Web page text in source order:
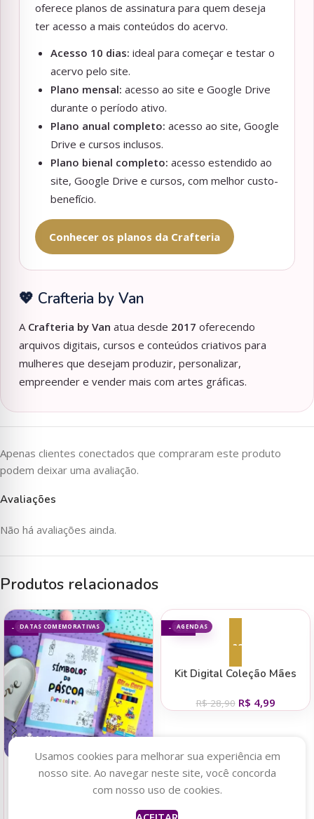
oferece planos de assinatura para quem deseja
ter acesso a mais conteúdos do acervo.
Acesso 10 dias: ideal para começar e testar o
acervo pelo site.
Plano mensal: acesso ao site e Google Drive
durante o período ativo.
Plano anual completo: acesso ao site, Google
Drive e cursos inclusos.
Plano bienal completo: acesso estendido ao
site, Google Drive e cursos, com melhor custo-
benefício.
Conhecer os planos da Crafteria
💖 Crafteria by Van
A Crafteria by Van atua desde 2017 oferecendo
arquivos digitais, cursos e conteúdos criativos para
mulheres que desejam produzir, personalizar,
empreender e vender mais com artes gráficas.
Avaliações
Não há avaliações ainda.
Apenas clientes conectados que compraram este produto
podem deixar uma avaliação.
Produtos relacionados
DATAS COMEMORATIVAS
- 91%
Adicionar ao carrinho
Livrinho de colorir Símbolos
AGENDAS
- 83%
Adicionar ao carrinho
Kit Digital Coleção Mães
R$28,90 R$ 4,99
Usamos cookies para melhorar sua experiência em
nosso site. Ao navegar neste site, você concorda
com nosso uso de cookies.
Caroline acabou de
comprar
Tudo Posso Naquele